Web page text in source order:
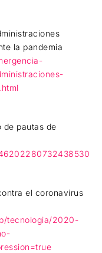
la pandemia
de pautas de
el coronavirus
tecnologia/2020-